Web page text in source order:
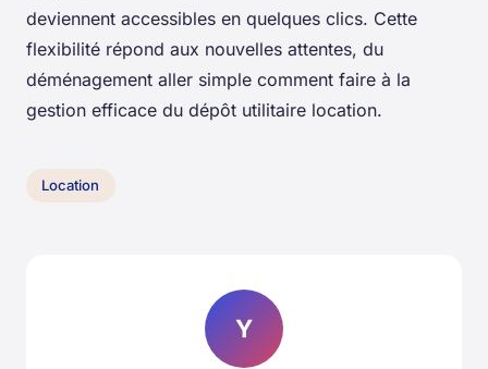
deviennent accessibles en quelques clics. Cette
flexibilité répond aux nouvelles attentes, du
déménagement aller simple comment faire à la
gestion efficace du dépôt utilitaire location.
Location
Y